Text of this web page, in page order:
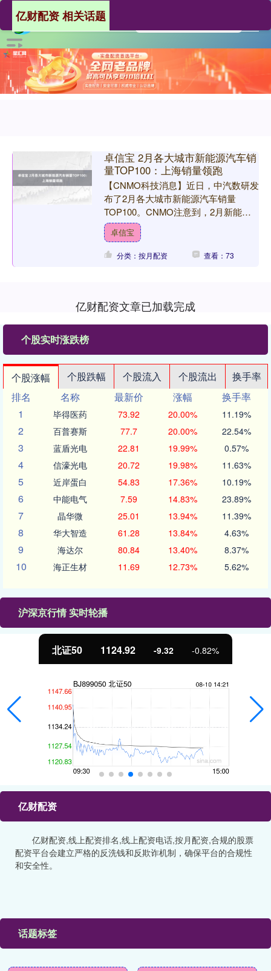
亿财配资 相关话题
卓信宝 2月各大城市新能源汽车销
量TOP100：上海销量领跑
【CNMO科技消息】近日，中汽数研发
布了2月各大城市新能源汽车销量
TOP100。CNMO注意到，2月新能源
乘用车终端销量43.0万辆，环比下滑
23.8%，同比下....
卓信宝
分类：按月配资 查看：73
亿财配资文章已加载完成
个股实时涨跌榜
个股涨幅 个股跌幅 个股流入 个股流出
换手率
排名
名称 最新价 涨幅
换手率
1
毕得医药 73.92 20.00% 11.19%
2 百普赛斯 77.7 20.00% 22.54%
3 蓝盾光电 22.81 19.99% 0.57%
4 信濠光电 20.72 19.98% 11.63%
5 近岸蛋白 54.83 17.36% 10.19%
6 中能电气 7.59 14.83% 23.89%
7 晶华微 25.01 13.94% 11.39%
8 华大智造 61.28 13.84% 4.63%
9 海达尔 80.84 13.40% 8.37%
10 海正生材 11.69 12.73% 5.62%
沪深京行情 实时轮播
北证50 1124.92 -9.32 -0.82%
亿财配资
亿财配资,线上配资排名,线上配资电话,按月配资,合规的股票
配资平台会建立严格的反洗钱和反欺诈机制，确保平台的合规性
和安全性。
话题标签